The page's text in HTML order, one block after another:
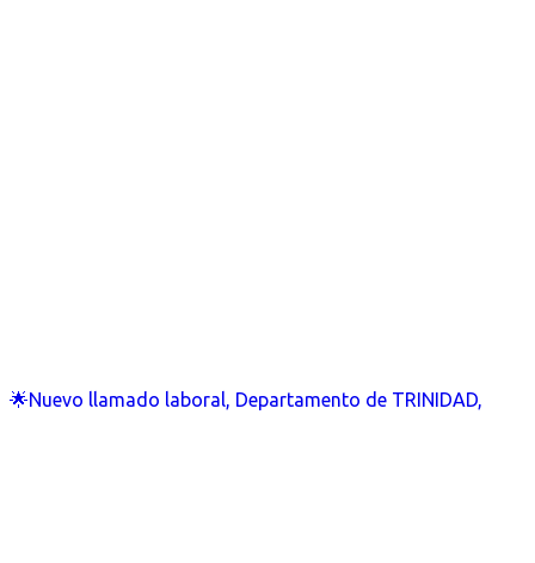
🌟Nuevo llamado laboral, Departamento de TRINIDAD,